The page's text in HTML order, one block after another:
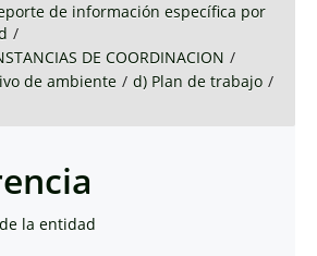
de información específica por
/
DE COORDINACION /
de ambiente / d) Plan de trabajo /
la entidad